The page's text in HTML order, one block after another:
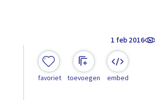
1 feb 2016
favoriet toevoegen embed